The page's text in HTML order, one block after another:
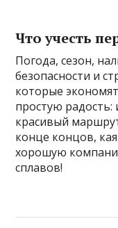
Что учесть
Погода, сезон,
безопасности и
которые
простую
красивый
конце концов,
хорошую
сплавов!